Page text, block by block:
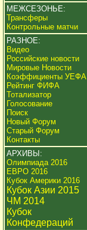
МЕЖСЕЗОНЬЕ:
Трансферы
Контрольные матчи
РАЗНОЕ:
Видео
Российские новости
Мировые Новости
Коэффициенты УЕФА
Рейтинг ФИФА
Тотализатор
Голосование
Поиск
Новый Форум
Старый Форум
Контакты
АРХИВЫ:
Олимпиада 2016
ЕВРО 2016
Кубок Америки 2016
Кубок Азии 2015
ЧМ 2014
Кубок
Конфедераций